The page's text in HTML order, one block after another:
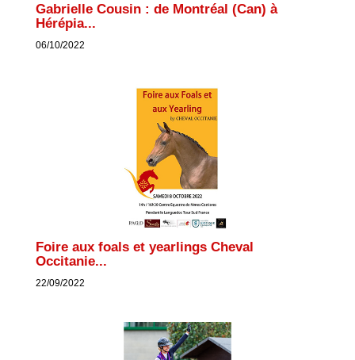
Gabrielle Cousin : de Montréal (Can) à
Hérépia...
06/10/2022
Foire aux foals et yearlings Cheval
Occitanie...
22/09/2022